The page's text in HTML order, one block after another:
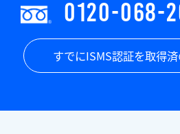
0120-068-
すでにISMS認証を取得